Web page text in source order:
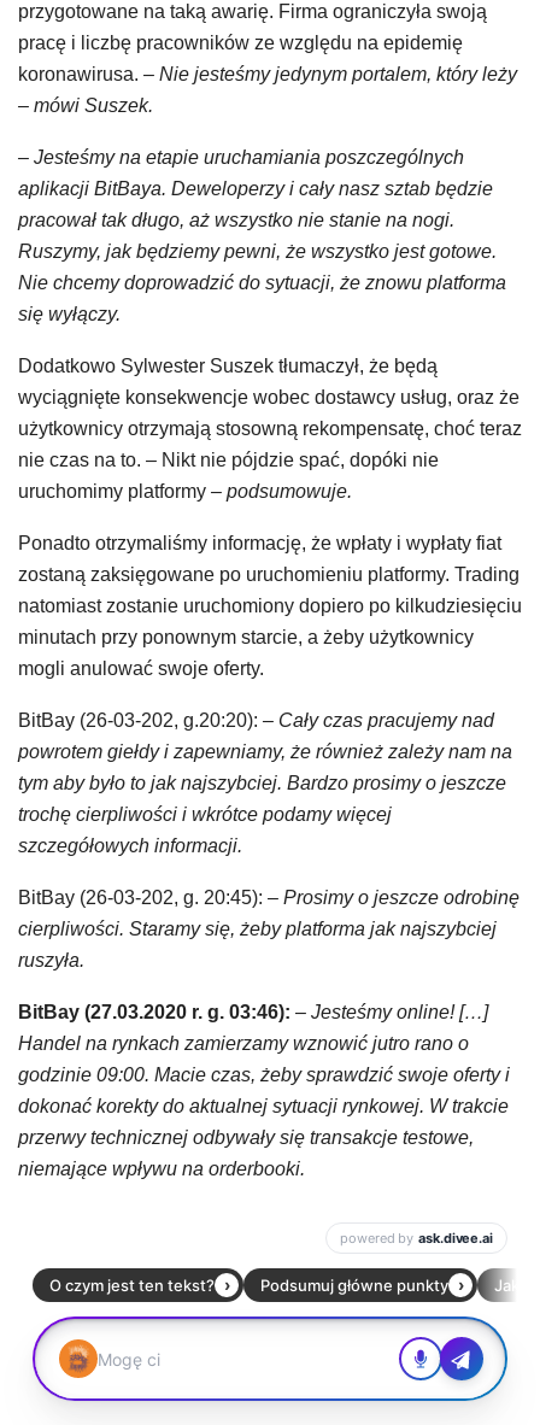
przygotowane na taką awarię. Firma ograniczyła swoją
pracę i liczbę pracowników ze względu na epidemię
koronawirusa. – Nie jesteśmy jedynym portalem, który leży
– mówi Suszek.
– Jesteśmy na etapie uruchamiania poszczególnych
aplikacji BitBaya. Deweloperzy i cały nasz sztab będzie
pracował tak długo, aż wszystko nie stanie na nogi.
Ruszymy, jak będziemy pewni, że wszystko jest gotowe.
Nie chcemy doprowadzić do sytuacji, że znowu platforma
się wyłączy.
Dodatkowo Sylwester Suszek tłumaczył, że będą
wyciągnięte konsekwencje wobec dostawcy usług, oraz że
użytkownicy otrzymają stosowną rekompensatę, choć teraz
nie czas na to. – Nikt nie pójdzie spać, dopóki nie
uruchomimy platformy – podsumowuje.
Ponadto otrzymaliśmy informację, że wpłaty i wypłaty fiat
zostaną zaksięgowane po uruchomieniu platformy. Trading
natomiast zostanie uruchomiony dopiero po kilkudziesięciu
minutach przy ponownym starcie, a żeby użytkownicy
mogli anulować swoje oferty.
BitBay (26-03-202, g.20:20): – Cały czas pracujemy nad
powrotem giełdy i zapewniamy, że również zależy nam na
tym aby było to jak najszybciej. Bardzo prosimy o jeszcze
trochę cierpliwości i wkrótce podamy więcej
szczegółowych informacji.
BitBay (26-03-202, g. 20:45): – Prosimy o jeszcze odrobinę
cierpliwości. Staramy się, żeby platforma jak najszybciej
ruszyła.
BitBay (27.03.2020 r. g. 03:46): – Jesteśmy online! […]
Handel na rynkach zamierzamy wznowić jutro rano o
godzinie 09:00. Macie czas, żeby sprawdzić swoje oferty i
dokonać korekty do aktualnej sytuacji rynkowej. W trakcie
przerwy technicznej odbywały się transakcje testowe,
niemające wpływu na orderbooki.